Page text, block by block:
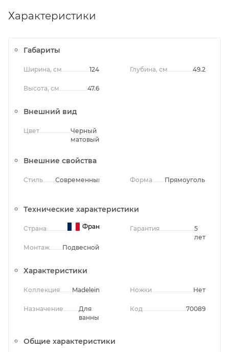
Характеристики
Габариты
Ширина, см 124
Высота, см 47.6
Глубина, см 49.2
Внешний вид
Цвет
Черный
матовый
Внешние свойства
Стиль Современный Форма Прямоугольная
Технические характеристики
Страна Франция
Монтаж Подвесной
Гарантия
5
лет
Характеристики
Коллекция Madeleine
Назначение
Для
ванны
Ножки Нет
Код 70089
Общие характеристики